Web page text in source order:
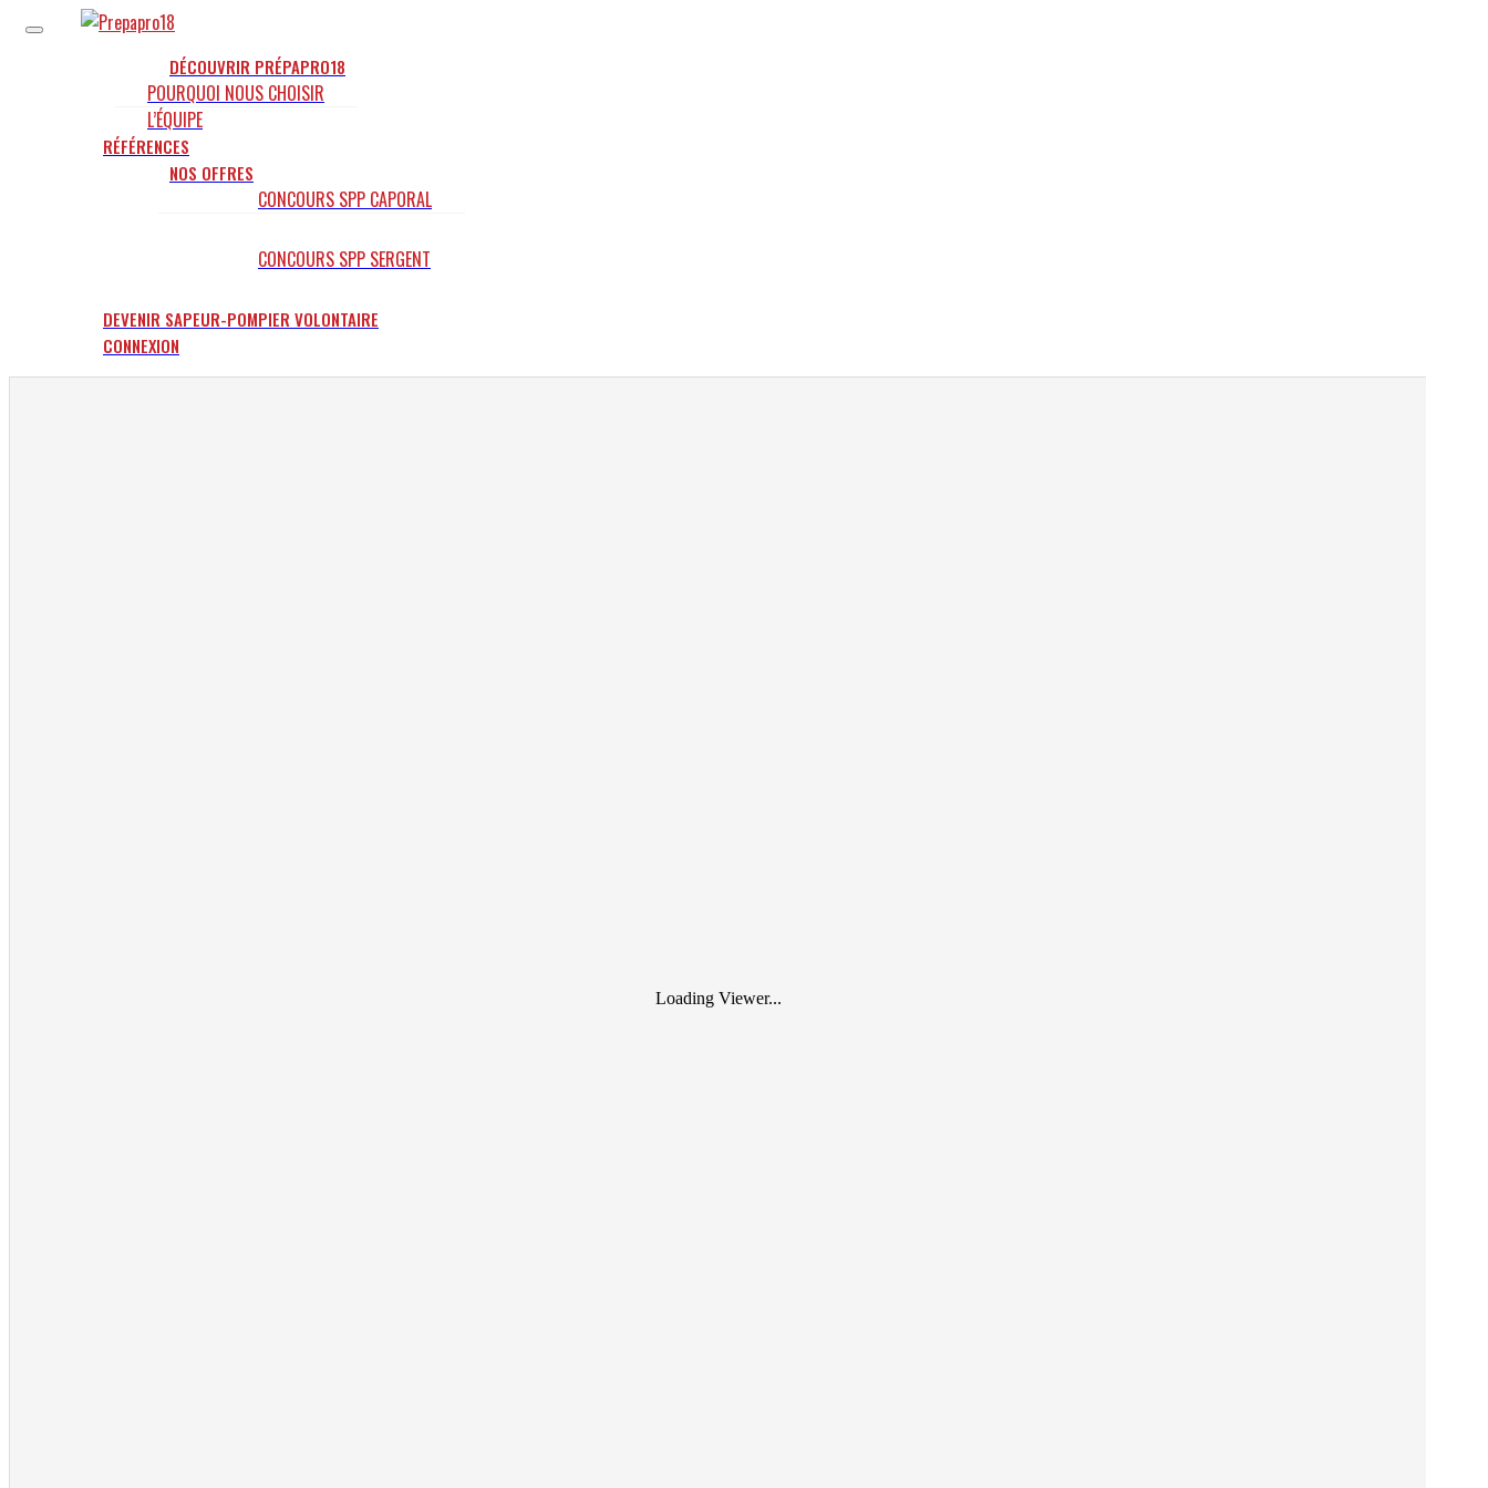
DÉCOUVRIR PRÉPAPRO18
POURQUOI NOUS CHOISIR
L’ÉQUIPE
RÉFÉRENCES
NOS OFFRES
CONCOURS SPP CAPORAL
CONCOURS SPP SERGENT
DEVENIR SAPEUR-POMPIER VOLONTAIRE
CONNEXION
Loading Viewer...
Panneau de gestion des cookies